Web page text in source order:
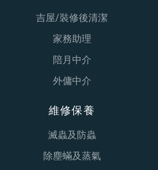
吉屋/裝修後清潔
家務助理
陪月中介
外傭中介
維修保養
滅蟲及防蟲
除塵蟎及蒸氣